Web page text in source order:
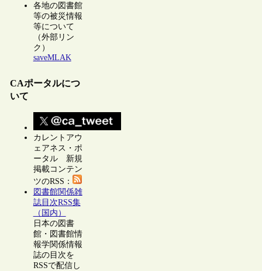
各地の図書館
等の被災情報
等について
（外部リン
ク）
saveMLAK
CAポータルにつ
いて
カレントアウ
ェアネス・ポ
ータル 新規
掲載コンテン
ツのRSS：
図書館関係雑
誌目次RSS集
（国内）
日本の図書
館・図書館情
報学関係情報
誌の目次を
RSSで配信し